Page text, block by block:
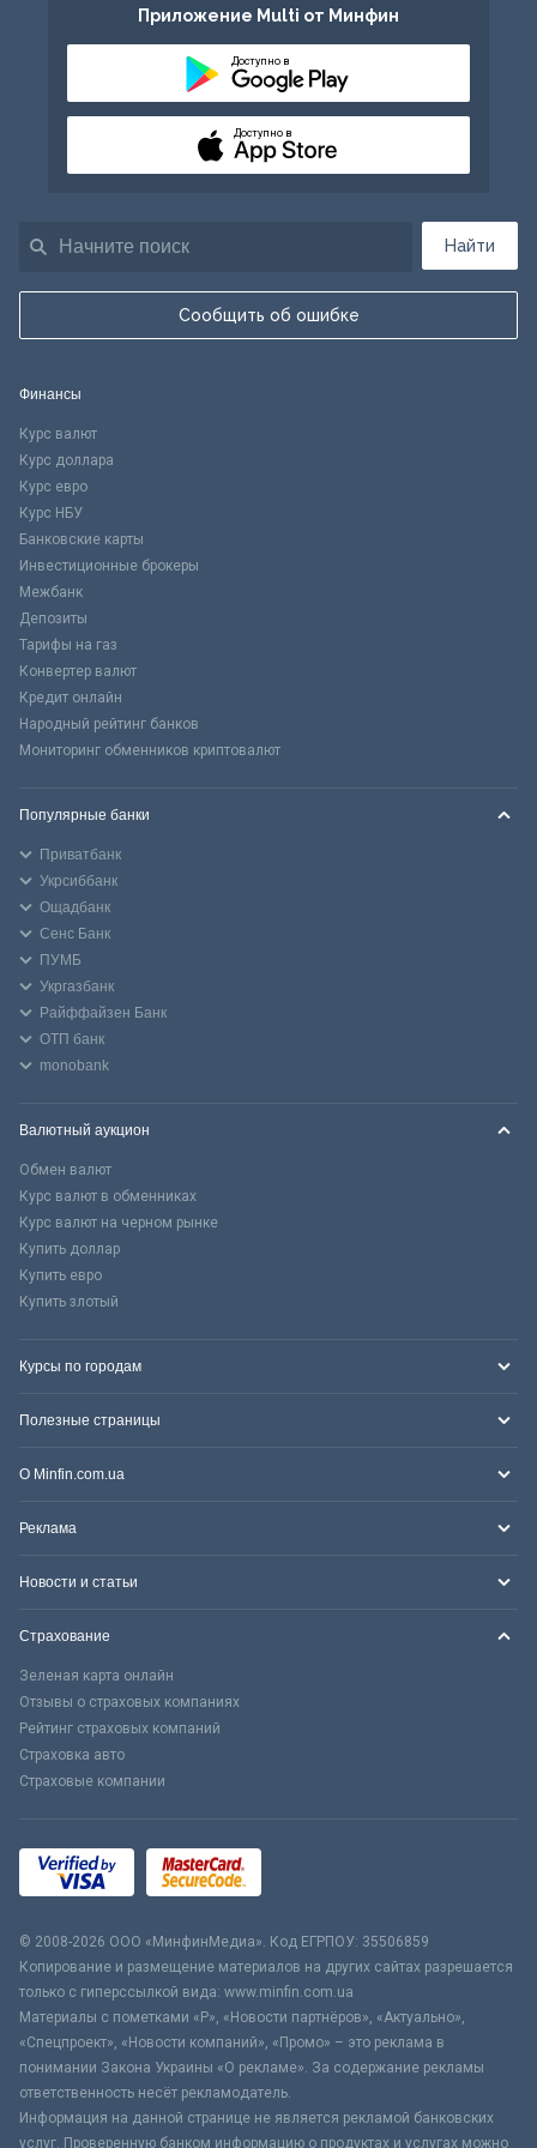
Найти
Сообщить об ошибке
Приложение Multi от Минфин
Доступно в
Доступно в
Финансы
Курс валют
Курс доллара
Курс евро
Курс НБУ
Банковские карты
Инвестиционные брокеры
Межбанк
Депозиты
Тарифы на газ
Конвертер валют
Кредит онлайн
Народный рейтинг банков
Мониторинг обменников криптовалют
Популярные банки
Приватбанк
Укрсиббанк
Ощадбанк
Сенс Банк
ПУМБ
Укргазбанк
Райффайзен Банк
ОТП банк
monobank
Валютный аукцион
Обмен валют
Курс валют в обменниках
Курс валют на черном рынке
Купить доллар
Купить евро
Купить злотый
Курсы по городам
Полезные страницы
О Minfin.com.ua
Реклама
Новости и статьи
Страхование
Зеленая карта онлайн
Отзывы о страховых компаниях
Рейтинг страховых компаний
Страховка авто
Страховые компании
© 2008-2026 ООО «МинфинМедиа». Код ЕГРПОУ: 35506859
Копирование и размещение материалов на других сайтах разрешается
только с гиперссылкой вида: www.minfin.com.ua
Материалы с пометками «Р», «Новости партнёров», «Актуально»,
«Спецпроект», «Новости компаний», «Промо» – это реклама в
понимании Закона Украины «О рекламе». За содержание рекламы
ответственность несёт рекламодатель.
Информация на данной странице не является рекламой банковских
услуг. Проверенную банком информацию о продуктах и услугах можно